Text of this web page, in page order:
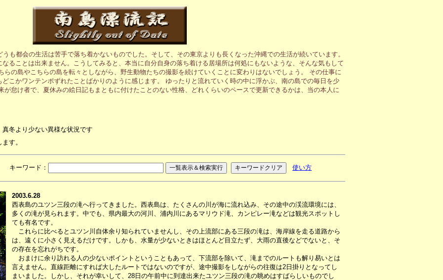
も都会の生活は苦手で落ち着かないものでした。そして、その東京よりも長くなった沖縄での生活が続いています。
ることは出来ません。こうしてみると、本当に自分自身の落ち着ける居場所は何処にもないような、そんな気もして
らの島やこちらの島を転々としながら、野生動物たちの撮影を続けていくことに変わりはないでしょう。 その仕事に
こかワンテンポずれたことばかりのように感じます。 ゆったりと流れていく時の中に浮かぶ、南の島での毎日を少
が怠け者で、夏休みの絵日記もまともに付けたことのない性格、どれくらいのペースで更新できるかは、当の本人に
冬より少ない異様な状況です
す。
キーワード： 使い方
2003.6.28
西表島のユツン三段の滝へ行ってきました。西表島は、たくさんの川が海に流れ込み、その途中の渓流環境には、
多くの滝が見られます。中でも、県内最大の河川、浦内川にあるマリウド滝、カンピレー滝などは観光スポットし
ても有名です。
これらに比べるとユツン川自体余り知られていませんし、その上流部にある三段の滝は、海岸線を走る道路から
は、遠くに小さく見えるだけです。しかも、水量が少ないときはほとんど目立たず、大雨の直後などでないと、そ
の存在を忘れがちです。
おまけに余り訪れる人の少ないポイントということもあって、下流部を除いて、滝までのルートも解り易いとは
言えません。直線距離にすれば大したルートではないのですが、途中撮影をしながらの往復は2日掛りとなってし
まいました。しかし、それが幸いして、28日の午前中に到達出来たユツン三段の滝の眺めはすばらしいものでし